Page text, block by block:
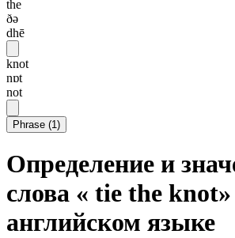
the
ðə
dhē
knot
nɒt
not
Phrase (1)
Определение и
слова « tie the
английском языке